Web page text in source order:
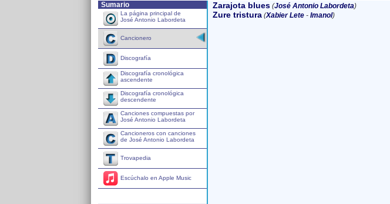
Sumario
La página principal de
José Antonio Labordeta
Cancionero
Discografía
Discografía cronológica
ascendente
Discografía cronológica
descendente
Canciones compuestas por
José Antonio Labordeta
Cancioneros con canciones
de José Antonio Labordeta
Trovapedia
Escúchalo en Apple Music
Zarajota blues (José Antonio Labordeta)
Zure tristura (Xabier Lete- Imanol)